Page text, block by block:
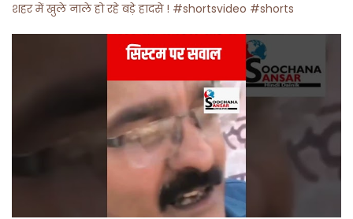
शहर में खुले नाले हो रहे बड़े हादसे ! #shortsvideo #shorts